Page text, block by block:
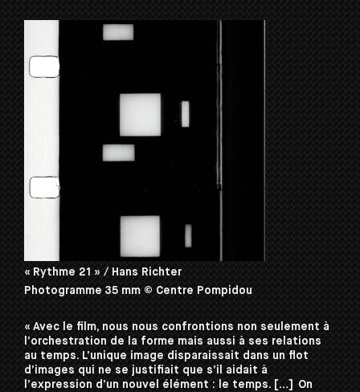
« Rythme 21 » / Hans Richter
Photogramme 35 mm © Centre Pompidou
« Avec le film, nous nous confrontions non seulement à
l’orchestration de la forme mais aussi à ses relations
au temps. L’unique image disparaissait dans un flot
d’images qui ne se justifiait que s’il aidait à
l’expression d’un nouvel élément : le temps. […] On